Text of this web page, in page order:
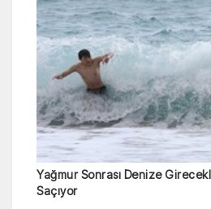
Yağmur Sonrası Denize
Saçıyor